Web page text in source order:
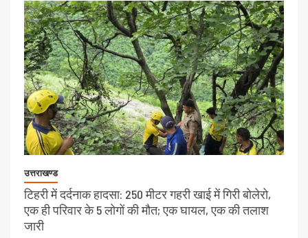
उत्तराखण्ड
टिहरी में दर्दनाक हादसा: 250 मीटर गहरी खाई में गिरी बोलेरो,
एक ही परिवार के 5 लोगों की मौत; एक घायल, एक की तलाश
जारी